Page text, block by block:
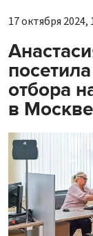
17 октября 2024,
отбора
в Москве